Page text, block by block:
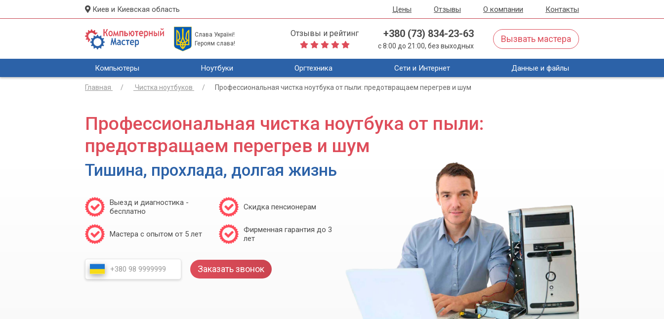
Киев и Киевская область Цены Отзывы О компании Контакты
Слава Україні!
Героям слава!
Отзывы и рейтинг +380 (73) 834-23-63
с 8:00 до 21:00, без выходных
Вызвать мастера
Компьютеры Ноутбуки Оргтехника Сети и Интернет Данные и файлы
Главная Чистка ноутбуков Профессиональная чистка ноутбука от пыли: предотвращаем перегрев и шум
Профессиональная чистка ноутбука от пыли:
предотвращаем перегрев и шум
Тишина, прохлада, долгая жизнь
Выезд и диагностика -
бесплатно
Скидка пенсионерам
Мастера с опытом от 5 лет
Фирменная гарантия до 3
лет
Заказать звонок